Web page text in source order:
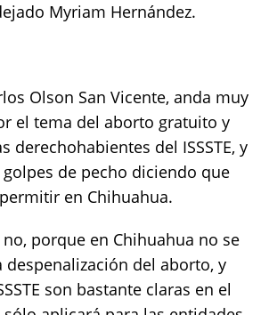
Myriam Hernández.
Olson San Vicente, anda muy
el tema del aborto gratuito y
derechohabientes del ISSSTE, y
de pecho diciendo que
en Chihuahua.
porque en Chihuahua no se
despenalización del aborto, y
son bastante claras en el